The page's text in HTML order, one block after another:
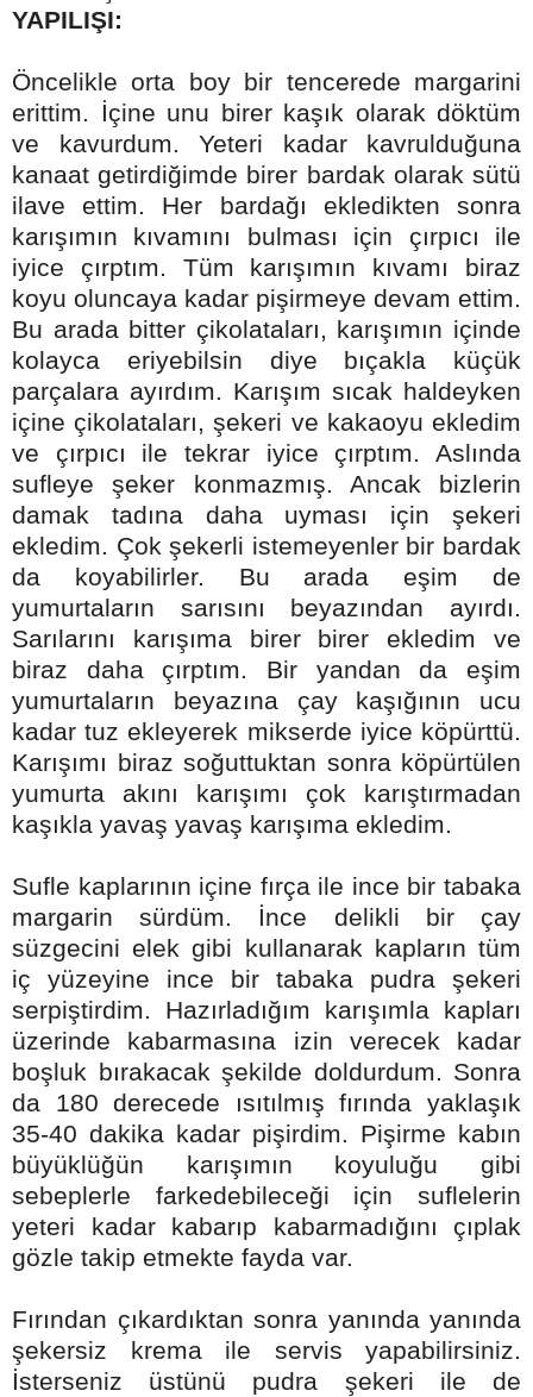
YAPILIŞI:
Öncelikle orta boy bir tencerede margarini
erittim. İçine unu birer kaşık olarak döktüm
ve kavurdum. Yeteri kadar kavrulduğuna
kanaat getirdiğimde birer bardak olarak sütü
ilave ettim. Her bardağı ekledikten sonra
karışımın kıvamını bulması için çırpıcı ile
iyice çırptım. Tüm karışımın kıvamı biraz
koyu oluncaya kadar pişirmeye devam ettim.
Bu arada bitter çikolataları, karışımın içinde
kolayca eriyebilsin diye bıçakla küçük
parçalara ayırdım. Karışım sıcak haldeyken
içine çikolataları, şekeri ve kakaoyu ekledim
ve çırpıcı ile tekrar iyice çırptım. Aslında
sufleye şeker konmazmış. Ancak bizlerin
damak tadına daha uyması için şekeri
ekledim. Çok şekerli istemeyenler bir bardak
da koyabilirler. Bu arada eşim de
yumurtaların sarısını beyazından ayırdı.
Sarılarını karışıma birer birer ekledim ve
biraz daha çırptım. Bir yandan da eşim
yumurtaların beyazına çay kaşığının ucu
kadar tuz ekleyerek mikserde iyice köpürttü.
Karışımı biraz soğuttuktan sonra köpürtülen
yumurta akını karışımı çok karıştırmadan
kaşıkla yavaş yavaş karışıma ekledim.
Sufle kaplarının içine fırça ile ince bir tabaka
margarin sürdüm. İnce delikli bir çay
süzgecini elek gibi kullanarak kapların tüm
iç yüzeyine ince bir tabaka pudra şekeri
serpiştirdim. Hazırladığım karışımla kapları
üzerinde kabarmasına izin verecek kadar
boşluk bırakacak şekilde doldurdum. Sonra
da 180 derecede ısıtılmış fırında yaklaşık
35-40 dakika kadar pişirdim. Pişirme kabın
büyüklüğün karışımın koyuluğu gibi
sebeplerle farkedebileceği için suflelerin
yeteri kadar kabarıp kabarmadığını çıplak
gözle takip etmekte fayda var.
Fırından çıkardıktan sonra yanında yanında
şekersiz krema ile servis yapabilirsiniz.
İsterseniz üstünü pudra şekeri ile de